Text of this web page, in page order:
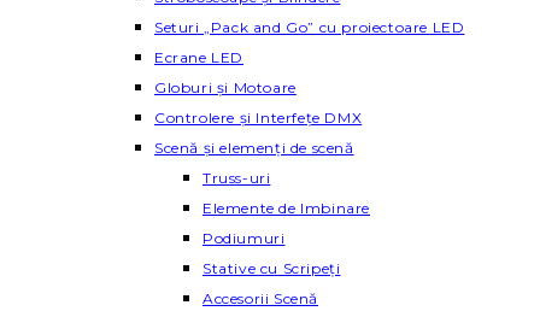
Seturi „Pack and Go” cu proiectoare LED
Ecrane LED
Globuri și Motoare
Controlere și Interfețe DMX
Scenă și elemenți de scenă
Truss-uri
Elemente de Imbinare
Podiumuri
Stative cu Scripeți
Accesorii Scenă